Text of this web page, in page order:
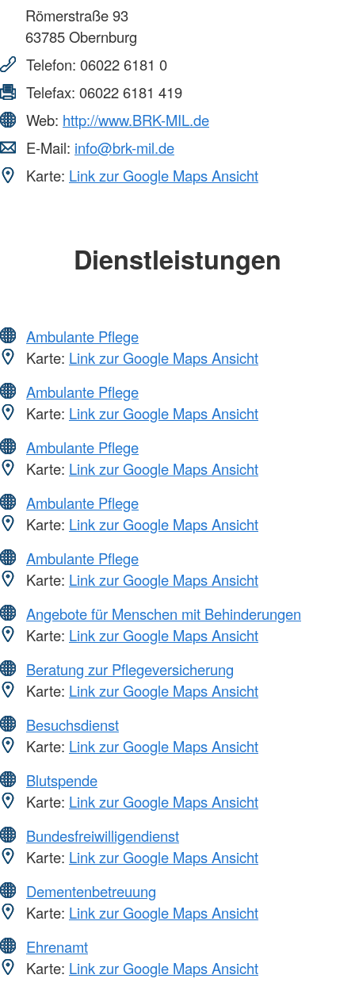
Römerstraße 93
63785Obernburg
Telefon: 06022 6181 0
Telefax: 06022 6181 419
Web: http://www.BRK-MIL.de
E-Mail: info@brk-mil.de
Karte: Link zur Google Maps Ansicht
Dienstleistungen
Ambulante Pflege
Karte: Link zur Google Maps Ansicht
Ambulante Pflege
Karte: Link zur Google Maps Ansicht
Ambulante Pflege
Karte: Link zur Google Maps Ansicht
Ambulante Pflege
Karte: Link zur Google Maps Ansicht
Ambulante Pflege
Karte: Link zur Google Maps Ansicht
Angebote für Menschen mit Behinderungen
Karte: Link zur Google Maps Ansicht
Beratung zur Pflegeversicherung
Karte: Link zur Google Maps Ansicht
Besuchsdienst
Karte: Link zur Google Maps Ansicht
Blutspende
Karte: Link zur Google Maps Ansicht
Bundesfreiwilligendienst
Karte: Link zur Google Maps Ansicht
Dementenbetreuung
Karte: Link zur Google Maps Ansicht
Ehrenamt
Karte: Link zur Google Maps Ansicht